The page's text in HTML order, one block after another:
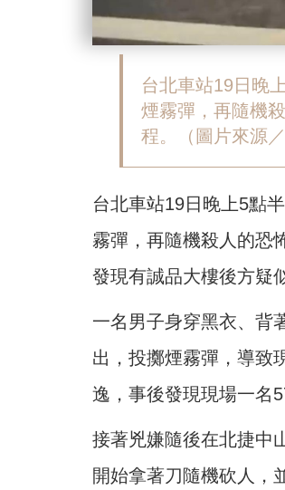
台北車站19日晚
煙霧彈，再隨機
程。（圖片來源
台北車站19日晚上5點
霧彈，再隨機殺人的恐
發現有誠品大樓後方疑
一名男子身穿黑衣、背
出，投擲煙霧彈，導致
逸，事後發現現場一名
接著兇嫌隨後在北捷中
開始拿著刀隨機砍人，